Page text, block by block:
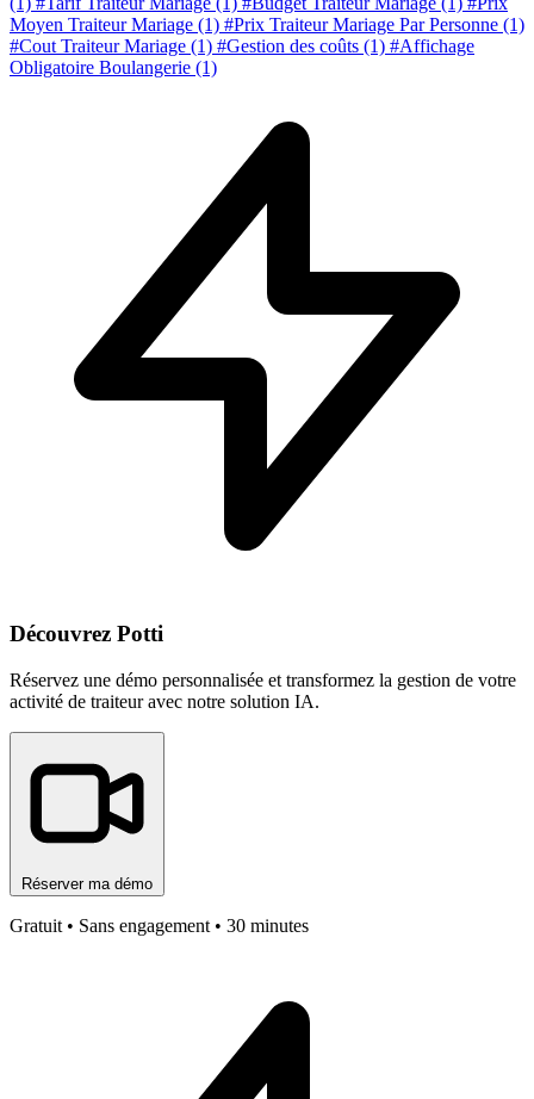
Moyen Traiteur Mariage (1) #Prix Traiteur Mariage Par Personne (1)
#Cout Traiteur Mariage (1) #Gestion des coûts (1) #Affichage
Obligatoire Boulangerie (1)
Découvrez Potti
Réservez une démo personnalisée et transformez la gestion de votre
activité de traiteur avec notre solution IA.
Réserver ma démo
Gratuit • Sans engagement • 30 minutes